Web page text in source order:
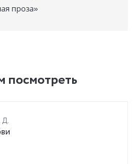
проза»
посмотреть
Д.